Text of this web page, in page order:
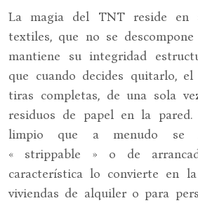
La magia del TNT reside en
textiles, que no se
mantiene su integridad
que cuando decides quitarlo,
tiras completas, de una sola
residuos de papel en la
limpio que a menudo se
« strippable » o de
característica lo convierte en
viviendas de alquiler o para